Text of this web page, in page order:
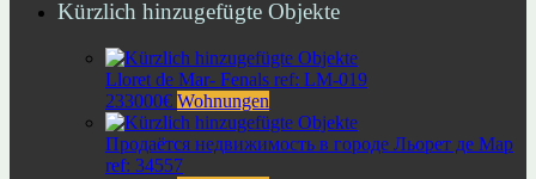
Kürzlich hinzugefügte Objekte
Lloret de Mar- Fenals ref: LM-019
233000€ Wohnungen
Продаётся недвижимость в городе Льорет де Мар
ref: 34557